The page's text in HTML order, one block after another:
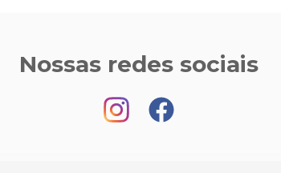
Nossas redes sociais